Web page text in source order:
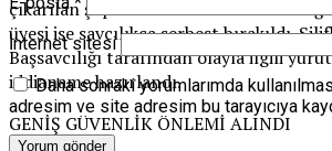
çıkarılan şüphelilerden dede Hasan
üyesi ise savcılıkça serbest bırakıldı.
Başsavcılığı tarafından olayla ilgili
iddianame hazırlandı.
GENİŞ GÜVENLİK ÖNLEMİ ALINDI
İnternet sitesi
Daha sonraki yorumlarımda
adresim ve site adresim bu tarayıcıya